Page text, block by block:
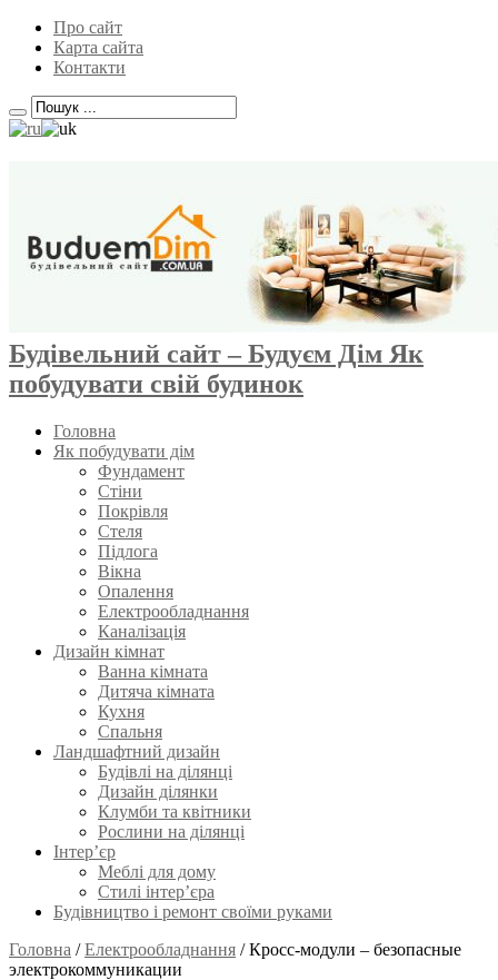
Про сайт
Карта сайта
Контакти
Будівельний сайт – Будуєм Дім Як
побудувати свій будинок
Головна
Як побудувати дім
Фундамент
Стіни
Покрівля
Стеля
Підлога
Вікна
Опалення
Електрообладнання
Каналізація
Дизайн кімнат
Ванна кімната
Дитяча кімната
Кухня
Спальня
Ландшафтний дизайн
Будівлі на ділянці
Дизайн ділянки
Клумби та квітники
Рослини на ділянці
Інтер’єр
Меблі для дому
Стилі інтер’єра
Будівництво і ремонт своїми руками
Головна /Електрообладнання /Кросс-модули – безопасные
электрокоммуникации